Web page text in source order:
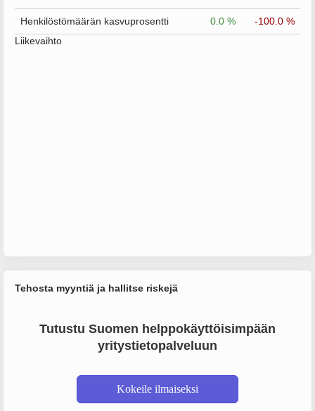
Henkilöstömäärän kasvuprosentti 0.0 %
-100.0 %
Liikevaihto
Tehosta myyntiä ja hallitse riskejä
Tutustu Suomen helppokäyttöisimpään
yritystietopalveluun
Kokeile ilmaiseksi